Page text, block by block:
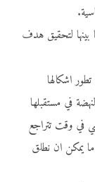
بينها لتحقيق هدف
تطور اشكالها
في مستقبلها
في وقت تتراجع
يمكن ان نطلق